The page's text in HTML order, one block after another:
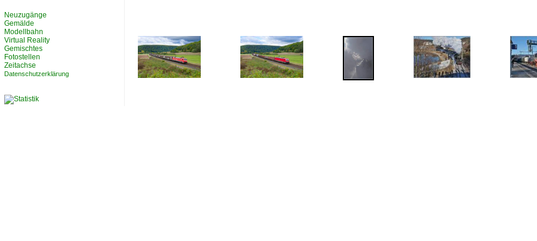
Neuzugänge
Gemälde
Modellbahn
Virtual Reality
Gemischtes
Fotostellen
Zeitachse
Datenschutzerklärung